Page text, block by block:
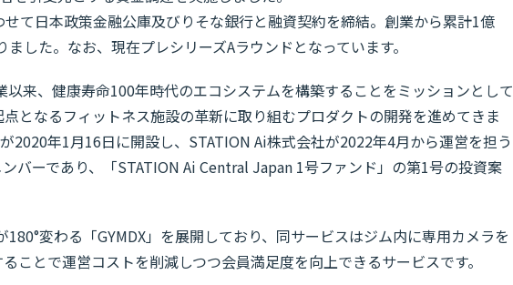
て日本政策金融公庫及びりそな銀行と融資契約を締結。創業から累計1億
した。なお、現在プレシリーズAラウンドとなっています。
来、健康寿命100年時代のエコシステムを構築することをミッションとして
となるフィットネス施設の革新に取り組むプロダクトの開発を進めてきま
2020年1月16日に開設し、STATION Ai株式会社が2022年4月から運営を担う
ンバーであり、「STATION Ai Central Japan 1号ファンド」の第1号の投資案
変わる「GYMDX」を展開しており、同サービスはジム内に専用カメラを
ことで運営コストを削減しつつ会員満足度を向上できるサービスです。